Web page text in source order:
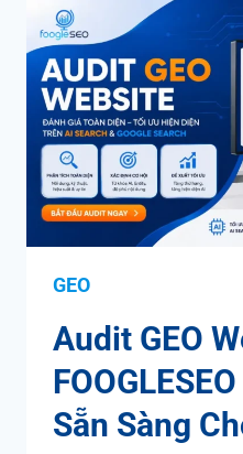
GEO
Audit GEO
Sẵn Sàng